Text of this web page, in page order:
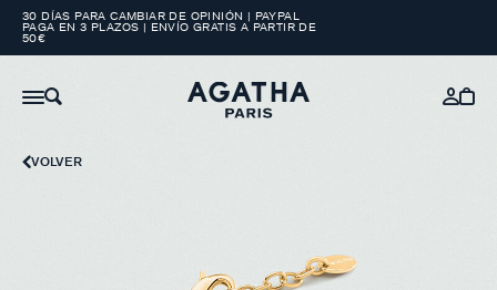
30 DÍAS PARA CAMBIAR DE OPINIÓN | PAYPAL
PAGA EN 3 PLAZOS | ENVÍO GRATIS A PARTIR DE
50€
VOLVER